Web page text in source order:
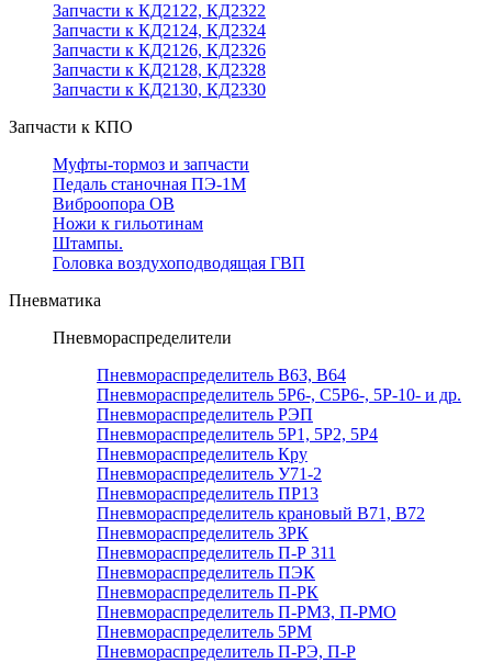
Запчасти к КД2122, КД2322
Запчасти к КД2124, КД2324
Запчасти к КД2126, КД2326
Запчасти к КД2128, КД2328
Запчасти к КД2130, КД2330
Запчасти к КПО
Муфты-тормоз и запчасти
Педаль станочная ПЭ-1М
Виброопора ОВ
Ножи к гильотинам
Штампы.
Головка воздухоподводящая ГВП
Пневматика
Пневмораспределители
Пневмораспределитель В63, В64
Пневмораспределитель 5Р6-, С5Р6-, 5Р-10- и др.
Пневмораспределитель РЭП
Пневмораспределитель 5Р1, 5Р2, 5Р4
Пневмораспределитель Кру
Пневмораспределитель У71-2
Пневмораспределитель ПР13
Пневмораспределитель крановый В71, В72
Пневмораспределитель 3РК
Пневмораспределитель П-Р 311
Пневмораспределитель ПЭК
Пневмораспределитель П-РК
Пневмораспределитель П-РМЗ, П-РМО
Пневмораспределитель 5РМ
Пневмораспределитель П-РЭ, П-Р